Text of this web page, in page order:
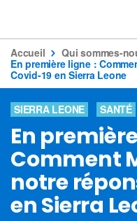
Accueil Qui sommes-
En première ligne :
Covid-19 en Sierra Leone
SIERRA LEONE SANTÉ
En
Comment
notre
en Sierra